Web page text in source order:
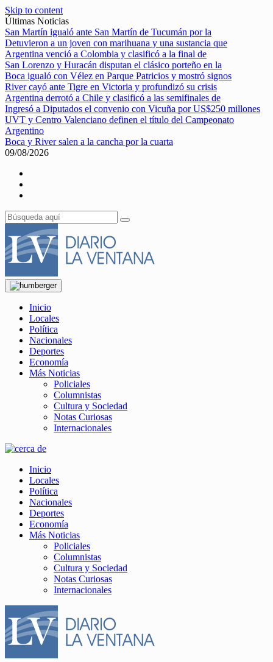
Skip to content
Últimas Noticias
San Martín igualó ante San Martín de Tucumán por la
Detuvieron a un joven con marihuana y una sustancia que
Argentina venció a Colombia y clasificó a la final de
San Lorenzo y Huracán disputan el clásico porteño en la
Boca igualó con Vélez en Parque Patricios y mostró signos
River cayó ante Tigre en Victoria y profundizó su crisis
Argentina derrotó a Chile y clasificó a las semifinales de
Ingresó a Diputados el convenio con Vicuña por US$250 millones
UVT y Centro Valenciano definen el título del Campeonato
Argentino
Boca y River salen a la cancha por la cuarta
09/08/2026
Inicio
Locales
Política
Nacionales
Deportes
Economía
Más Noticias
Policiales
Columnistas
Cultura y Sociedad
Notas Curiosas
Internacionales
Inicio
Locales
Política
Nacionales
Deportes
Economía
Más Noticias
Policiales
Columnistas
Cultura y Sociedad
Notas Curiosas
Internacionales